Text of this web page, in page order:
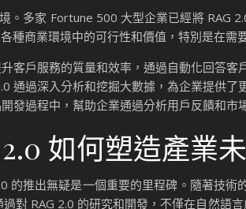
。多家 Fortune 500 大型企業已經將 RAG
種商業環境中的可行性和價值，特別是在需
升客戶服務的質量和效率，通過自動化回答客
通過深入分析和挖掘大數據，為企業提供了
發過程中，幫助企業通過分析用戶反饋和市
如何塑造產業
的推出無疑是一個重要的里程碑。隨著技
對 RAG 2.0 的研究和開發，不僅在自然語